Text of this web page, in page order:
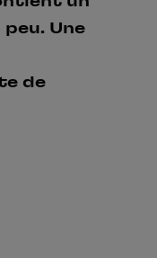
Une
de
S’inscrire